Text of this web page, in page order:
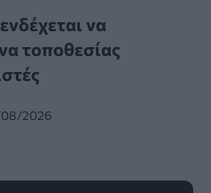
να
τοποθεσίας
2026